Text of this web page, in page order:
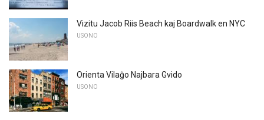
Vizitu Jacob Riis Beach kaj Boardwalk en NYC
USONO
Orienta Vilaĝo Najbara Gvido
USONO